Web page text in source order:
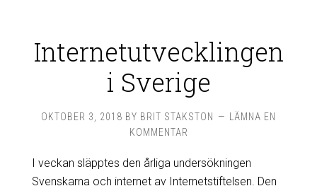
Internetutvecklingen
i Sverige
OKTOBER 3, 2018 BY BRIT STAKSTON
LÄMNA EN
KOMMENTAR
I veckan släpptes den årliga undersökningen
Svenskarna och internet av Internetstiftelsen. Den